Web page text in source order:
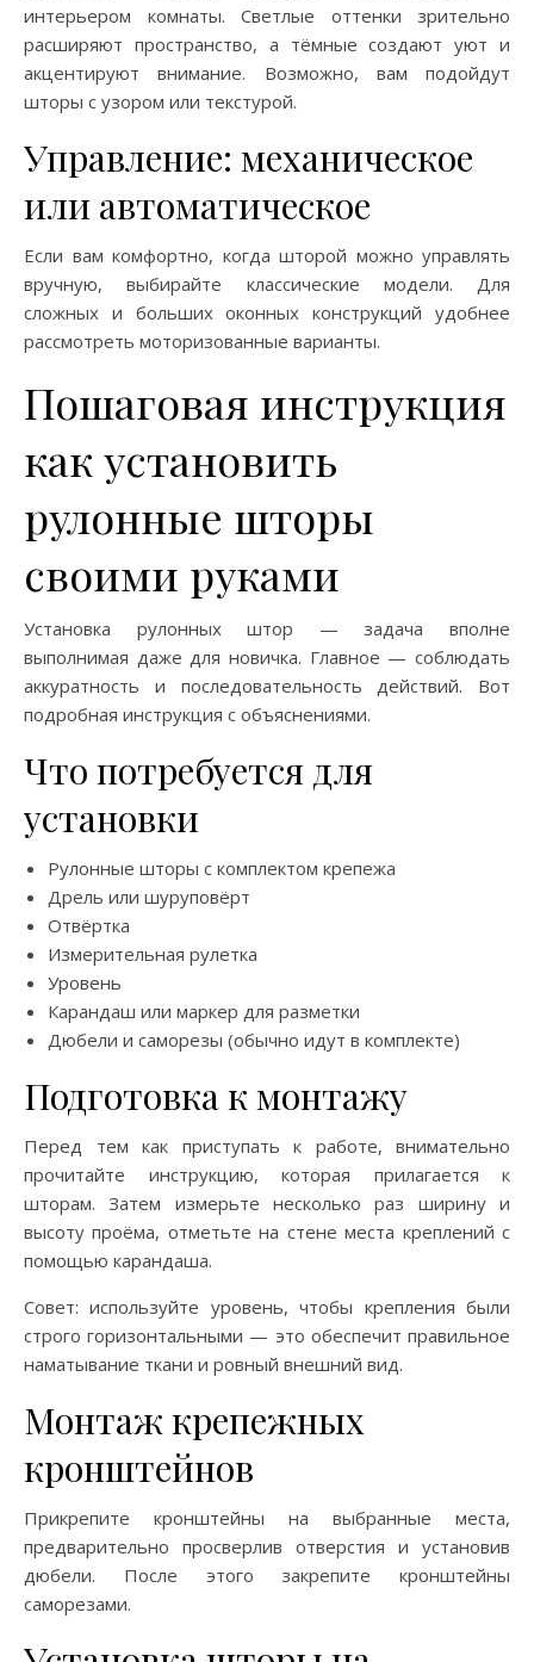
интерьером комнаты. Светлые оттенки зрительно
расширяют пространство, а тёмные создают уют и
акцентируют внимание. Возможно, вам подойдут
шторы с узором или текстурой.
Управление: механическое
или автоматическое
Если вам комфортно, когда шторой можно управлять
вручную, выбирайте классические модели. Для
сложных и больших оконных конструкций удобнее
рассмотреть моторизованные варианты.
Пошаговая инструкция
как установить
рулонные шторы
своими руками
Установка рулонных штор — задача вполне
выполнимая даже для новичка. Главное — соблюдать
аккуратность и последовательность действий. Вот
подробная инструкция с объяснениями.
Что потребуется для
установки
Рулонные шторы с комплектом крепежа
Дрель или шуруповёрт
Отвёртка
Измерительная рулетка
Уровень
Карандаш или маркер для разметки
Дюбели и саморезы (обычно идут в комплекте)
Подготовка к монтажу
Перед тем как приступать к работе, внимательно
прочитайте инструкцию, которая прилагается к
шторам. Затем измерьте несколько раз ширину и
высоту проёма, отметьте на стене места креплений с
помощью карандаша.
Совет: используйте уровень, чтобы крепления были
строго горизонтальными — это обеспечит правильное
наматывание ткани и ровный внешний вид.
Монтаж крепежных
кронштейнов
Прикрепите кронштейны на выбранные места,
предварительно просверлив отверстия и установив
дюбели. После этого закрепите кронштейны
саморезами.